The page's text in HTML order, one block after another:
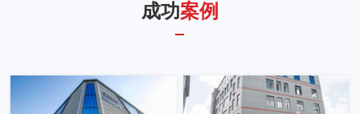
成功案例